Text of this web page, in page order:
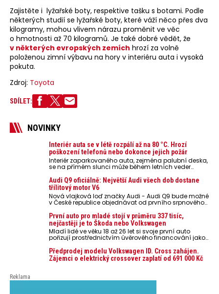
Zajistěte i lyžařské boty, respektive tašku s botami. Podle
některých studií se lyžařské boty, které váží něco přes dva
kilogramy, mohou vlivem nárazu proměnit ve věc
o hmotnosti až 70 kilogramů. Je také dobré vědět, že
v některých evropských zemích hrozí za volně
položenou zimní výbavu na hory v interiéru auta i vysoká
pokuta.
Zdroj: Toyota
SDÍLET:
NOVINKY
Interiér auta se v létě rozpálí až na 80 °C. Hrozí
poškození telefonů nebo dokonce jejich požár
Interiér zaparkovaného auta, zejména palubní deska,
se na přímém slunci může během letních veder
nebezpečí pro odložené mobilní telefony, powerbanky
nebo notebooky. Můžou urychlit stárnutí baterií,
poškodit elektroniku a ve výjimečných případech i
zvýšit riziko požáru.
Audi Q9 oficiálně: Největší Audi všech dob dostane
třílitový motor V6
Nová vlajková loď značky Audi - Audi Q9 bude možné
v České republice objednávat od prvního srpnového
První auto pro mladé stojí v průměru 337 tisíc,
nejčastěji je to Škoda nebo Volkswagen
Mladí lidé ve věku 18 až 26 let si svoje první auto
pořizují prostřednictvím úvěrového financování jako
auto. Průměrná pořizovací cena vozu dosahuje 337
tisíc korun a průměrná financovaná částka
přesahuje 251 tisíc korun. Vyplývá to z dat Leasingu
Předprodej modelu Volkswagen ID. Cross zahájen.
Zájemci o elektrický crossover zaplatí od 691 000 Kč
Reklama